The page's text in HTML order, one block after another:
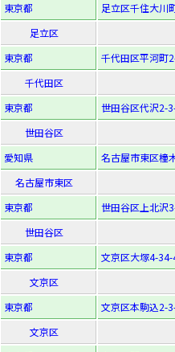
東京都
足立区千住大川
足立区
東京都
千代田区平河町
千代田区
東京都
世田谷区代沢2-
世田谷区
愛知県
名古屋市東区橦
名古屋市東区
東京都
世田谷区上北沢
世田谷区
東京都
文京区大塚4-34-
文京区
東京都
文京区本駒込2-
文京区